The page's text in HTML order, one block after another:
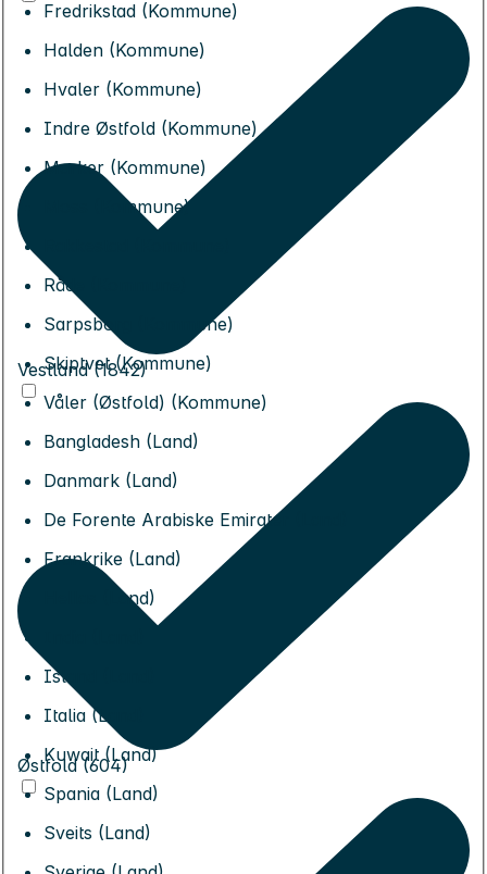
Fredrikstad (Kommune)
Halden (Kommune)
Hvaler (Kommune)
Indre Østfold (Kommune)
Marker (Kommune)
Moss (Kommune)
Råde (Kommune)
Sarpsborg (Kommune)
Skiptvet (Kommune)
Våler (Østfold) (Kommune)
Bangladesh (Land)
Danmark (Land)
De Forente Arabiske Emirater (Land)
Frankrike (Land)
Hellas (Land)
Island (Land)
Italia (Land)
Kuwait (Land)
Spania (Land)
Sveits (Land)
Vestland (1842)
Østfold (604)